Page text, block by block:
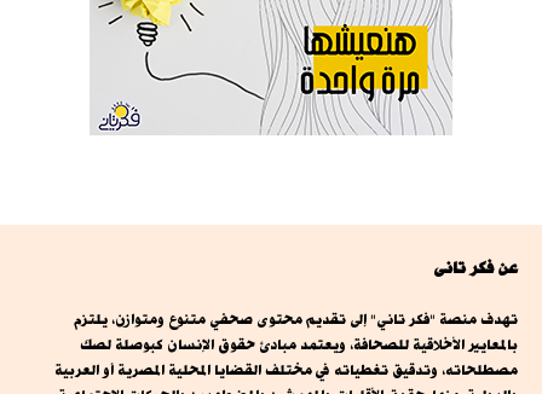
عن فكر تانى
تهدف منصة "فكر تاني" إلى تقديم محتوى صحفي متنوع ومتوازن، يلتزم
بالمعايير الأخلاقية للصحافة، ويعتمد مبادئ حقوق الإنسان كبوصلة لصك
مصطلحاته، وتدقيق تغطياته في مختلف القضايا المحلية المصرية أو العربية